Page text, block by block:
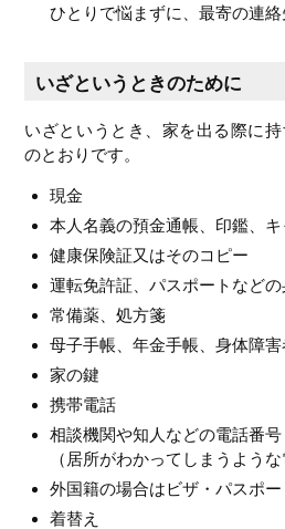
ひとりで悩まずに、最寄の連絡
いざというときのために
いざというとき、家を出る際に
のとおりです。
現金
本人名義の預金通帳、印鑑、
健康保険証又はそのコピー
運転免許証、パスポートなど
常備薬、処方箋
母子手帳、年金手帳、身体障
家の鍵
携帯電話
相談機関や知人などの電話番
（居所がわかってしまうよう
外国籍の場合はビザ・パスポ
着替え